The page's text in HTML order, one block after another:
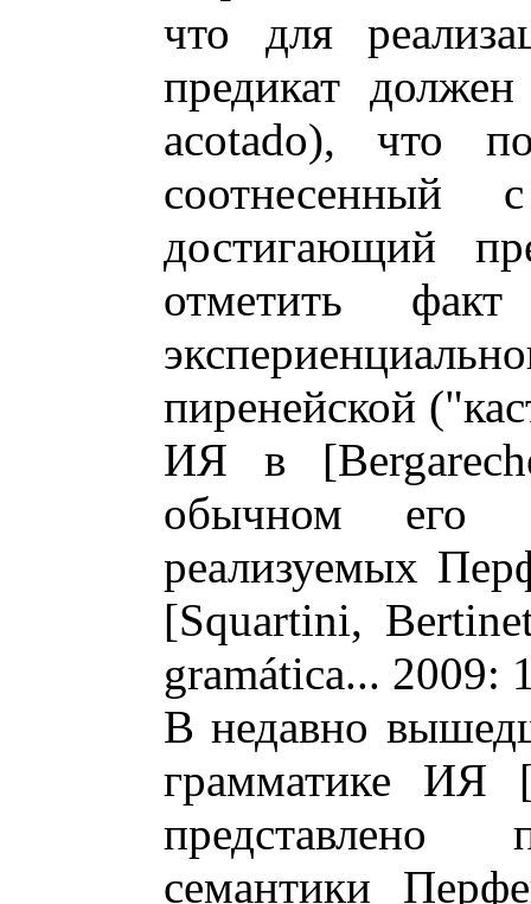
что для
предикат
acotado), что
достигающий
отметить
пиренейской
ИЯ в
обычном его
реализуемых
[Squartini,
gramática... 2009:
В недавно
грамматике ИЯ
представлено
семантики